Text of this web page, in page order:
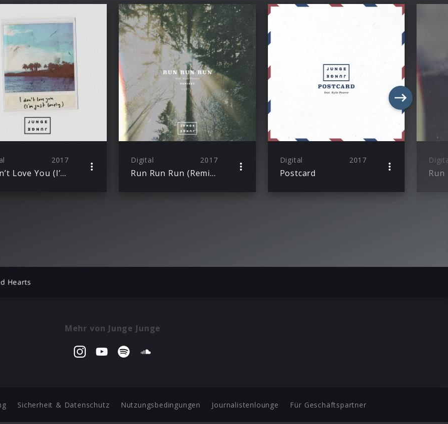
2017
I Don’t Love You (I’m Just Lonely)
Digital 2017
Run Run Run (Remixes, Pt. 2)
Digital 2017
Postcard
Hearts
Mehr von Junge Junge
Sicherheit & Datenschutz Nutzungsbedingungen Journalistenlounge Für Geschäftspartner